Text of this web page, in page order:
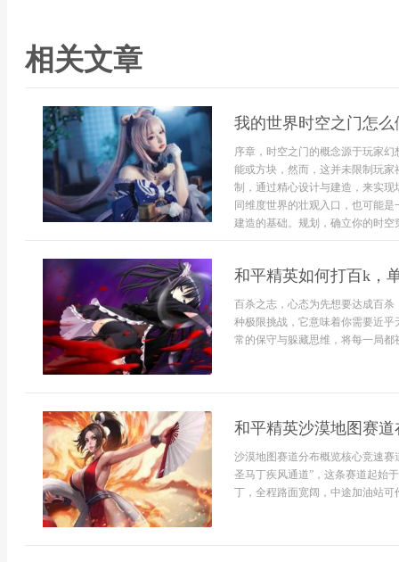
相关文章
我的世界时空之门怎
序章，时空之门的概念源于玩家
能或方块，然而，这并未限制玩
制，通过精心设计与建造，来实
同维度世界的壮观入口，也可能
建造的基础。规划，确立你的时空
和平精英如何打百k，
百杀之志，心态为先想要达成百
种极限挑战，它意味着你需要近
常的保守与躲藏思维，将每一局
和平精英沙漠地图赛
沙漠地图赛道分布概览核心竞速
圣马丁疾风通道”，这条赛道起始
丁，全程路面宽阔，中途加油站可